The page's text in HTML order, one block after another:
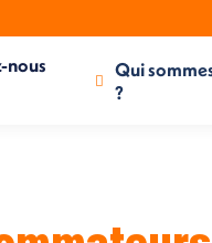
nous
Qui
?